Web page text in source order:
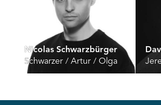
Nicolas Schwarzbürger
Schwarzer / Artur / Olga